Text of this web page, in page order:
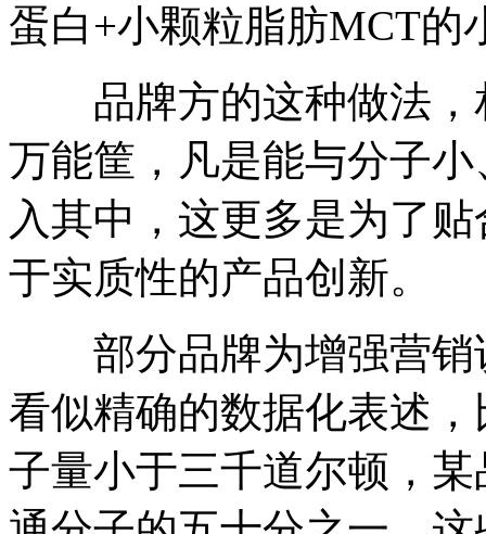
蛋白+小颗粒脂肪MCT的
品牌方的这种做法，
万能筐，凡是能与分子
入其中，这更多是为了
于实质性的产品创新。
部分品牌为增强营销
看似精确的数据化表述
子量小于三千道尔顿，